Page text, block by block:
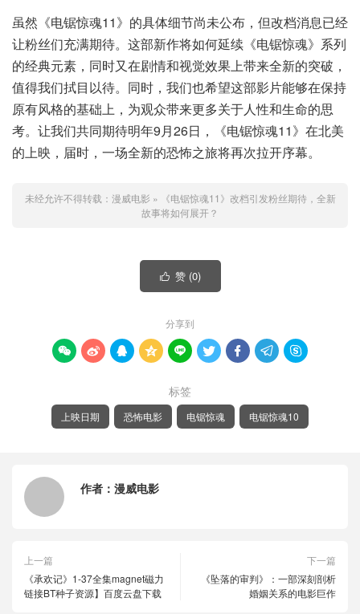
虽然《电锯惊魂11》的具体细节尚未公布，但改档消息已经
让粉丝们充满期待。这部新作将如何延续《电锯惊魂》系列
的经典元素，同时又在剧情和视觉效果上带来全新的突破，
值得我们拭目以待。同时，我们也希望这部影片能够在保持
原有风格的基础上，为观众带来更多关于人性和生命的思
考。让我们共同期待明年9月26日，《电锯惊魂11》在北美
的上映，届时，一场全新的恐怖之旅将再次拉开序幕。
未经允许不得转载： 漫威电影 »
《电锯惊魂11》改档引发粉丝期待，全新
故事将如何展开？
 赞 (0)
分享到
        
标签
上映日期 恐怖电影 电锯惊魂 电锯惊魂10
作者： 漫威电影
上一篇
《承欢记》1-37全集magnet磁力
链接BT种子资源】百度云盘下载
下一篇
《坠落的审判》：一部深刻剖析
婚姻关系的电影巨作